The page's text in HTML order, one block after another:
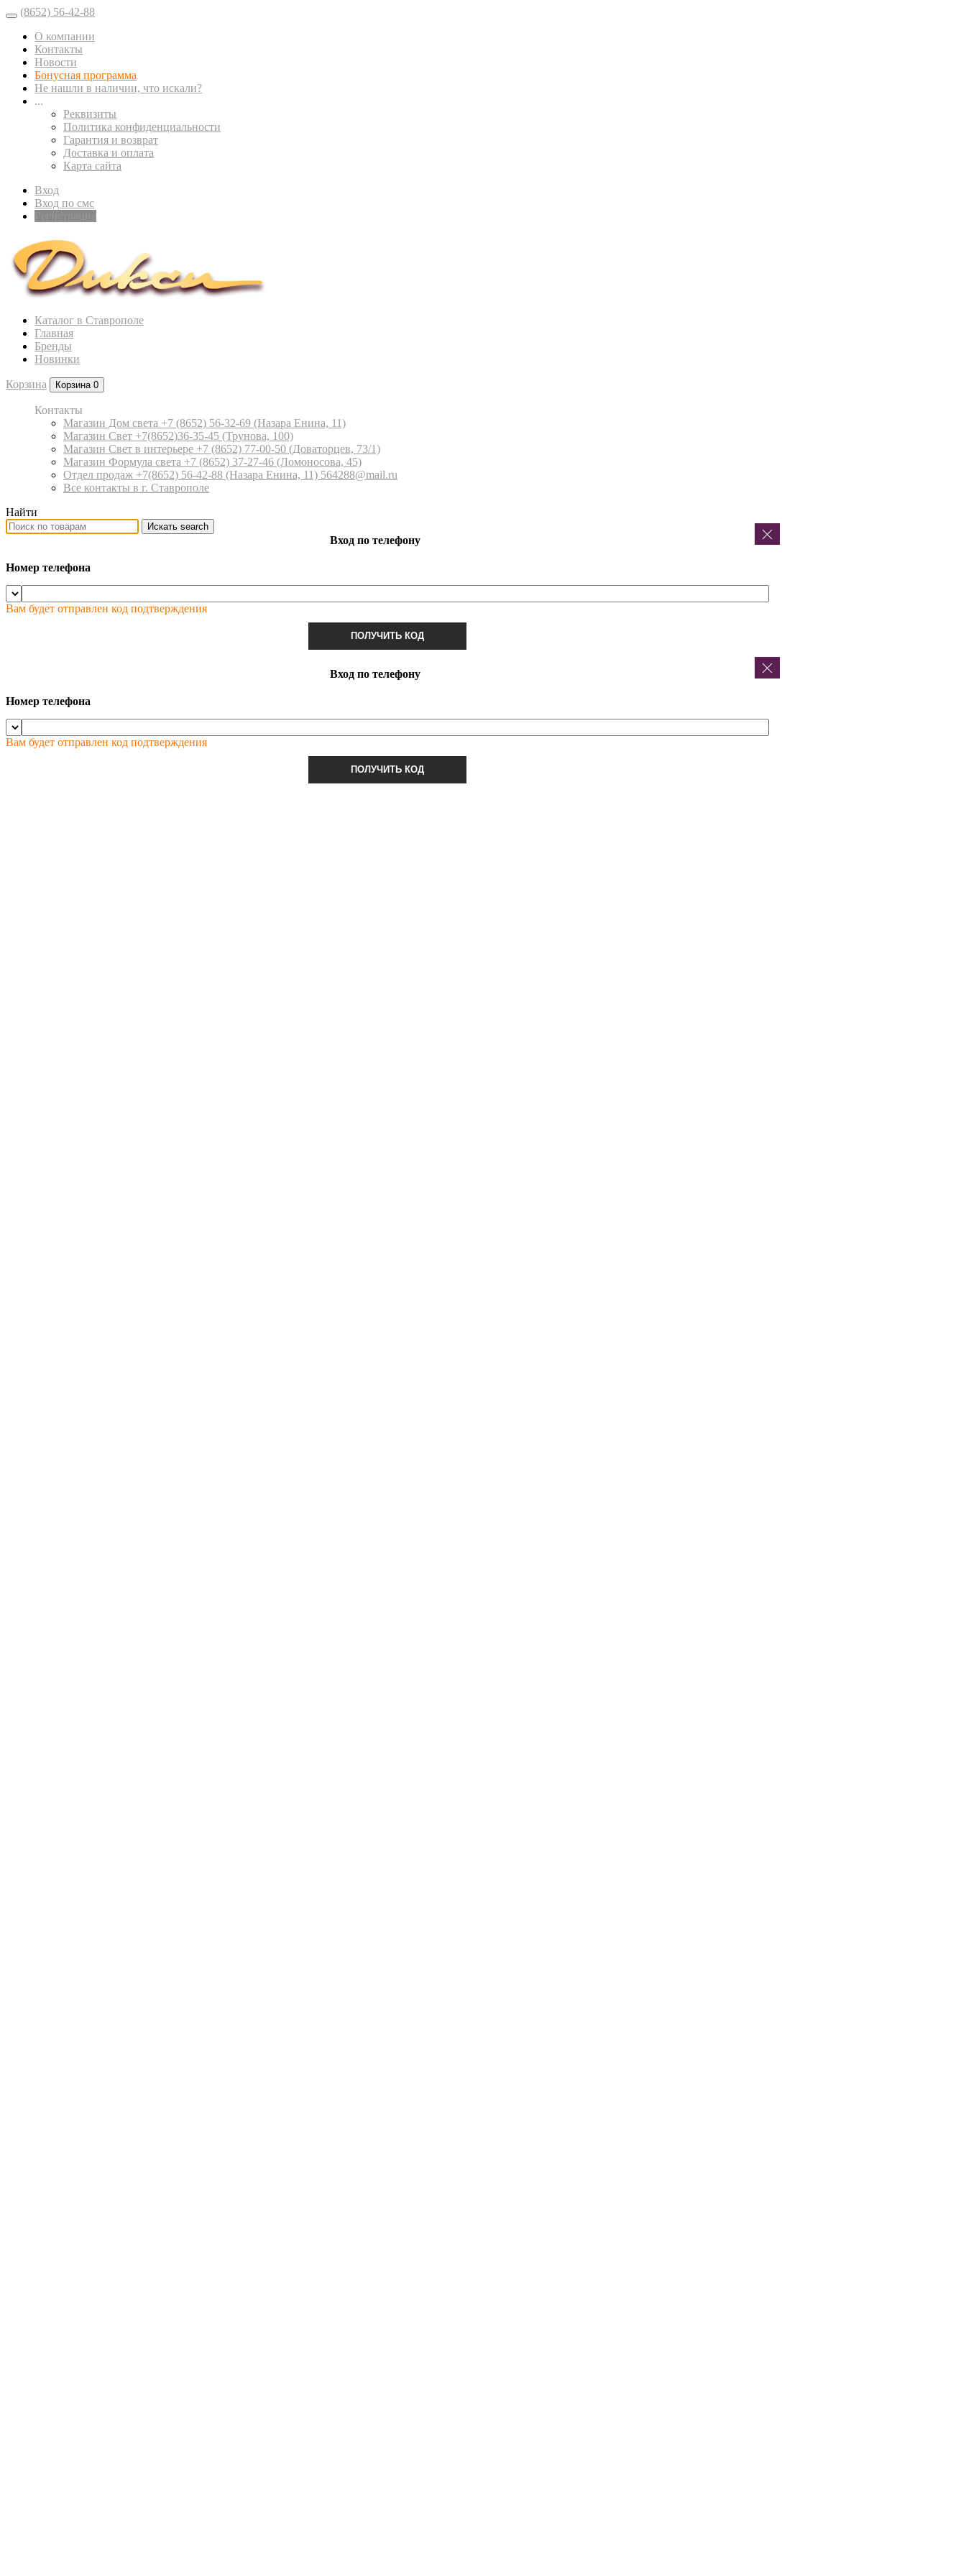
(8652) 56-42-88
О компании
Контакты
Новости
Бонусная программа
Не нашли в наличии, что искали?
...
Реквизиты
Политика конфиденциальности
Гарантия и возврат
Доставка и оплата
Карта сайта
Вход
Вход по смс
Каталог в Ставрополе
Главная
Бренды
Новинки
Корзина Корзина 0
Контакты
Магазин Дом света +7 (8652) 56-32-69 (Назара Енина, 11)
Магазин Свет +7(8652)36-35-45 (Трунова, 100)
Магазин Свет в интерьере +7 (8652) 77-00-50 (Доваторцев, 73/1)
Магазин Формула света +7 (8652) 37-27-46 (Ломоносова, 45)
Отдел продаж +7(8652) 56-42-88 (Назара Енина, 11) 564288@mail.ru
Все контакты в г. Ставрополе
Найти
Искать search
Вход по телефону
Номер телефона
Вам будет отправлен код подтверждения
ПОЛУЧИТЬ КОД
Вход по телефону
Номер телефона
Вам будет отправлен код подтверждения
ПОЛУЧИТЬ КОД